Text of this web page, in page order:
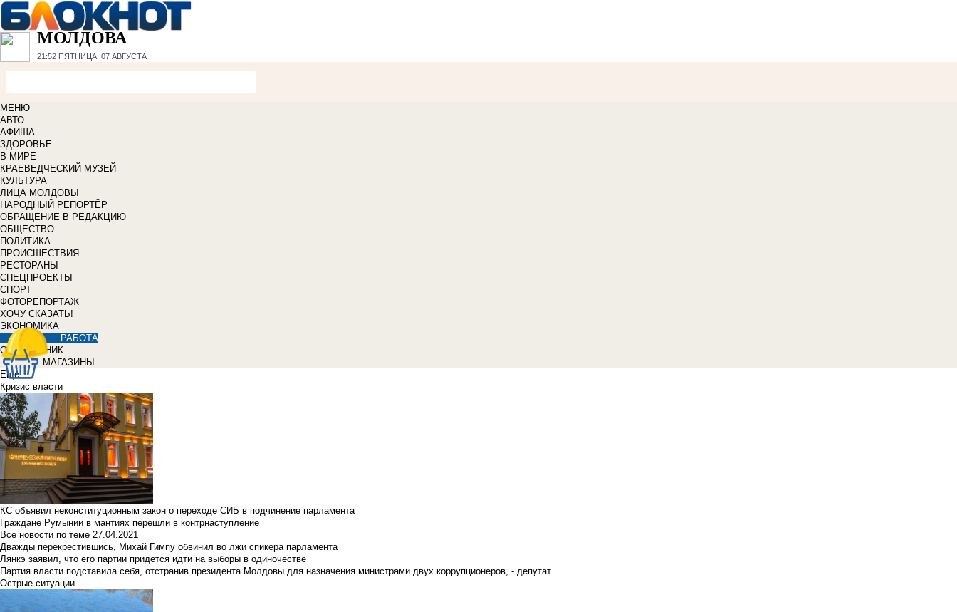
МОЛДОВА
21:52 ПЯТНИЦА, 07 АВГУСТА
МЕНЮ
АВТО
АФИША
ЗДОРОВЬЕ
В МИРЕ
КРАЕВЕДЧЕСКИЙ МУЗЕЙ
КУЛЬТУРА
ЛИЦА МОЛДОВЫ
НАРОДНЫЙ РЕПОРТЁР
ОБРАЩЕНИЕ В РЕДАКЦИЮ
ОБЩЕСТВО
ПОЛИТИКА
ПРОИСШЕСТВИЯ
РЕСТОРАНЫ
СПЕЦПРОЕКТЫ
СПОРТ
ФОТОРЕПОРТАЖ
ХОЧУ СКАЗАТЬ!
ЭКОНОМИКА
РАБОТА
СПРАВОЧНИК
МАГАЗИНЫ
Еще
Кризис власти
КС объявил неконституционным закон о переходе СИБ в подчинение парламента
Граждане Румынии в мантиях перешли в контрнаступление
Все новости по теме 27.04.2021
Дважды перекрестившись, Михай Гимпу обвинил во лжи спикера парламента
Лянкэ заявил, что его партии придется идти на выборы в одиночестве
Партия власти подставила себя, отстранив президента Молдовы для назначения министрами двух коррупционеров, - депутат
Острые ситуации